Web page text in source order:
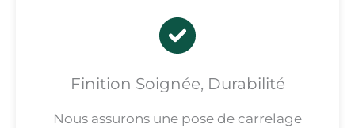
Finition Soignée, Durabilité
Nous assurons une pose de carrelage